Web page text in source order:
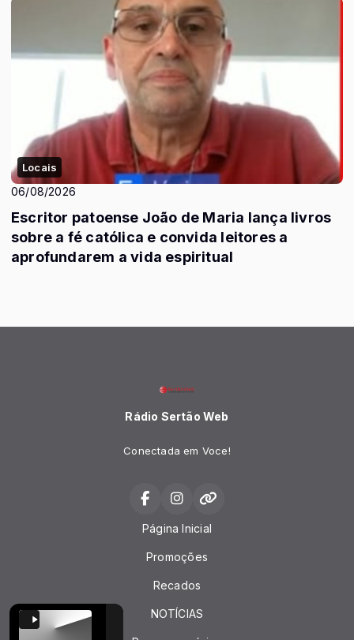
Locais
06/08/2026
Escritor patoense João de Maria lança livros
sobre a fé católica e convida leitores a
aprofundarem a vida espiritual
Rádio Sertão Web
Conectada em Voce!
Página Inicial
Promoções
Recados
NOTÍCIAS